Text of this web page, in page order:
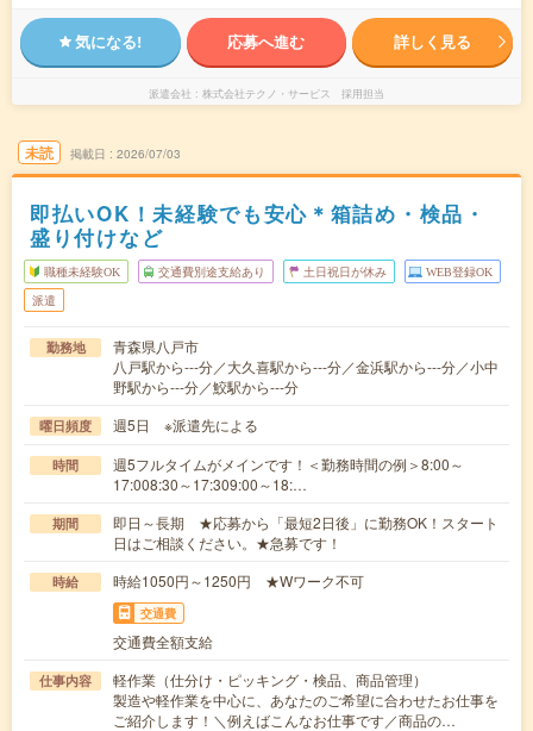
気になる! 応募へ進む 詳しく見る
派遣会社 株式会社テクノ・サービス 採用担当
未読 掲載日 2026/07/03
即払いOK！未経験でも安心＊箱詰め・検品・
盛り付けなど
職種未経験OK 交通費別途支給あり 土日祝日が休み WEB登録OK
派遣
勤務地
青森県八戸市
八戸駅から---分／大久喜駅から---分／金浜駅から---分／小中
野駅から---分／鮫駅から---分
曜日頻度 週5日 ※派遣先による
時間
週5フルタイムがメインです！＜勤務時間の例＞8:00～
17:008:30～17:309:00～18:…
期間
即日～長期 ★応募から「最短2日後」に勤務OK！スタート
日はご相談ください。★急募です！
時給 時給1050円～1250円 ★Wワーク不可
交通費
交通費全額支給
仕事内容
軽作業（仕分け・ピッキング・検品、商品管理）
製造や軽作業を中心に、あなたのご希望に合わせたお仕事を
ご紹介します！＼例えばこんなお仕事です／商品の…